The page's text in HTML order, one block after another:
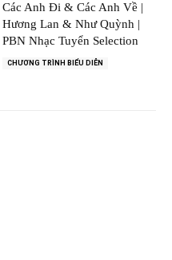
Các Anh Đi & Các Anh Về |
Hương Lan & Như Quỳnh |
PBN Nhạc Tuyển Selection
CHƯƠNG TRÌNH BIỂU DIỄN